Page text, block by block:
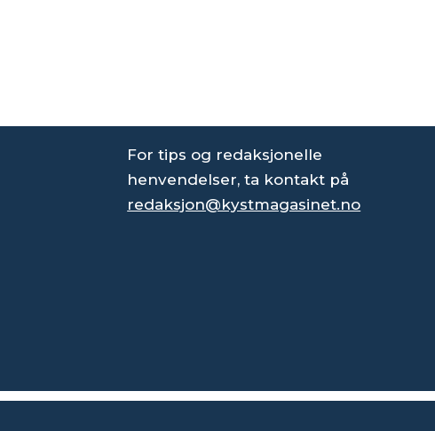
For tips og redaksjonelle
henvendelser, ta kontakt på
redaksjon@kystmagasinet.no